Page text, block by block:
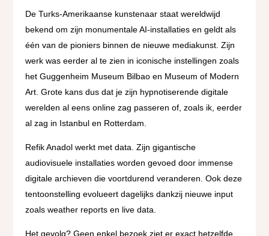
De Turks-Amerikaanse kunstenaar staat wereldwijd
bekend om zijn monumentale AI-installaties en geldt als
één van de pioniers binnen de nieuwe mediakunst. Zijn
werk was eerder al te zien in iconische instellingen zoals
het Guggenheim Museum Bilbao en Museum of Modern
Art. Grote kans dus dat je zijn hypnotiserende digitale
werelden al eens online zag passeren of, zoals ik, eerder
al zag in Istanbul en Rotterdam.
Refik Anadol werkt met data. Zijn gigantische
audiovisuele installaties worden gevoed door immense
digitale archieven die voortdurend veranderen. Ook deze
tentoonstelling evolueert dagelijks dankzij nieuwe input
zoals weather reports en live data.
Het gevolg? Geen enkel bezoek ziet er exact hetzelfde